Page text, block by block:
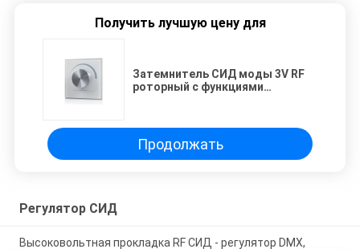
Получить лучшую цену для
Затемнитель СИД моды 3V RF
роторный с функциями
Продолжать
Регулятор СИД
Высоковольтная прокладка RF СИД - регулятор DMX,